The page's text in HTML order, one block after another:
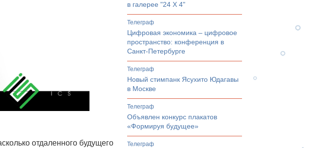
отдаленного будущего
в галерее "24 Х 4"
телеграф
Цифровая экономика – цифровое
пространство: конференция в
Санкт-Петербурге
телеграф
Новый стимпанк Ясухито Юдагавы
в Москве
телеграф
Объявлен конкурс плакатов
«Формируя будущее»
телеграф